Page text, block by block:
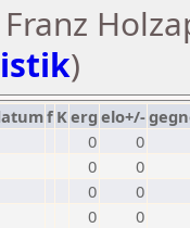
)
f Kerg elo+/-
0
0
0
0
0
0
0
0